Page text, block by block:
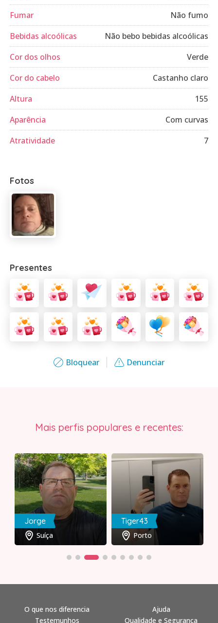
Bloquear Denunciar
Fumar
Não fumo
Bebidas alcoólicas
Não bebo bebidas alcoólicas
Cor dos olhos
Verde
Cor do cabelo
Castanho claro
Altura
155
Aparência
Com curvas
Atratividade
7
Fotos
Presentes
Mais perfis populares e recentes:
Jorge
Suíça
Tiger43
Porto
O que nos diferencia
Testemunhos
Ajuda
Qualidade e Segurança